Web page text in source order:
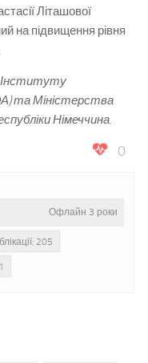
Літашової
на підвищення рівня
Інституту
та Міністерства
Німеччина.
0
Офлайн 3 роки
205